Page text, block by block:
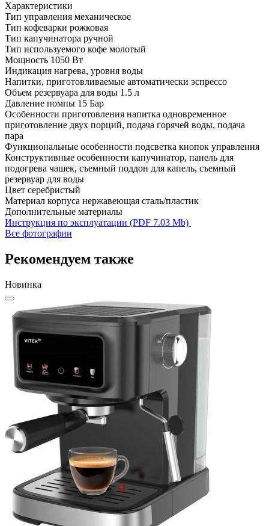
Характеристики
Тип управления механическое
Тип кофеварки рожковая
Тип капучинатора ручной
Тип используемого кофе молотый
Мощность 1050 Вт
Индикация нагрева, уровня воды
Напитки, приготовливаемые автоматически эспрессо
Объем резервуара для воды 1.5 л
Давление помпы 15 Бар
Особенности приготовления напитка одновременное
приготовление двух порций, подача горячей воды, подача
пара
Функциональные особенности подсветка кнопок управления
Конструктивные особенности капучинатор, панель для
подогрева чашек, съемный поддон для капель, съемный
резервуар для воды
Цвет серебристый
Материал корпуса нержавеющая сталь/пластик
Дополнительные материалы
Инструкция по эксплуатации (PDF 7.03 Mb)
Все фотографии
Рекомендуем также
Новинка